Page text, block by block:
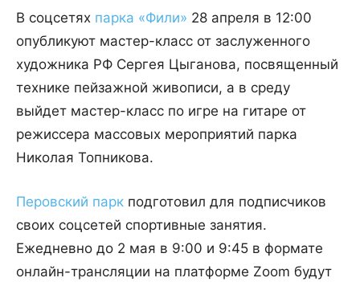
В соцсетях парка «Фили» 28 апреля в 12:00
опубликуют мастер-класс от заслуженного
художника РФ Сергея Цыганова, посвященный
технике пейзажной живописи, а в среду
выйдет мастер-класс по игре на гитаре от
режиссера массовых мероприятий парка
Николая Топникова.
Перовский парк подготовил для подписчиков
своих соцсетей спортивные занятия.
Ежедневно до 2 мая в 9:00 и 9:45 в формате
онлайн-трансляции на платформе Zoom будут